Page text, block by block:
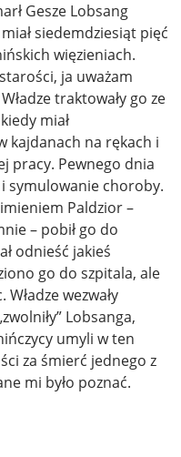
Gesze Lobsang
siedemdziesiąt pięć
więzieniach.
ja uważam
traktowały go ze
miał
kajdanach na rękach i
pracy. Pewnego dnia
symulowanie choroby.
Paldzior –
– pobił go do
odnieść jakieś
go do szpitala, ale
wezwały
Lobsanga,
umyli w ten
za śmierć jednego z
mi było poznać.